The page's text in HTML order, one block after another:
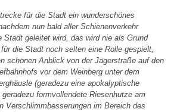
für die Stadt ein wunderschönes
nun bald aller Schienenverkehr
Stadt geleitet wird, das wird nie als Grund
die Stadt noch selten eine Rolle gespielt,
schönen Anblick von der Jägerstraße auf den
vor dem Weinberg unter dem
(geradezu eine apokalyptische
formvollendete Riesenhutze am
Verschlimmbesserungen im Bereich des